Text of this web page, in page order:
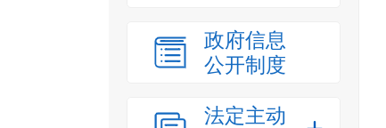
政府信息
公开制度
法定主动